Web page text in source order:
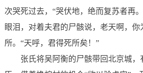
次哭死过去，“哭伏地，绝而复苏者再
眼泪，对着夫君的尸骸说，老天啊，
所。“天呼，君得死所矣！”
张氏将吴阿衡的尸骸带回北京城，